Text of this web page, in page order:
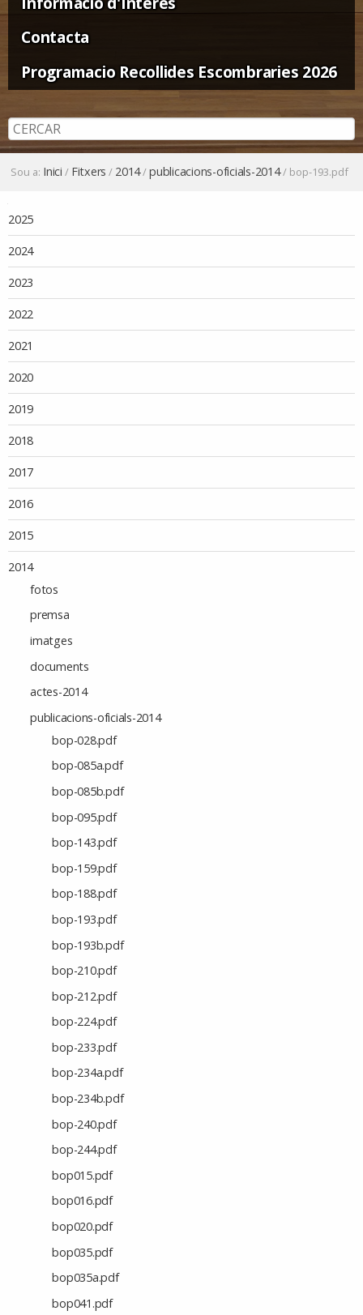
Contacta
Programacio Recollides Escombraries 2026
Sou a: Inici / Fitxers / 2014/publicacions-oficials-2014/ bop-193.pdf
2025
2024
2023
2022
2021
2020
2019
2018
2017
2016
2015
2014
fotos
premsa
imatges
documents
actes-2014
publicacions-oficials-2014
bop-028.pdf
bop-085a.pdf
bop-085b.pdf
bop-095.pdf
bop-143.pdf
bop-159.pdf
bop-188.pdf
bop-193.pdf
bop-193b.pdf
bop-210.pdf
bop-212.pdf
bop-224.pdf
bop-233.pdf
bop-234a.pdf
bop-234b.pdf
bop-240.pdf
bop-244.pdf
bop015.pdf
bop016.pdf
bop020.pdf
bop035.pdf
bop035a.pdf
bop041.pdf